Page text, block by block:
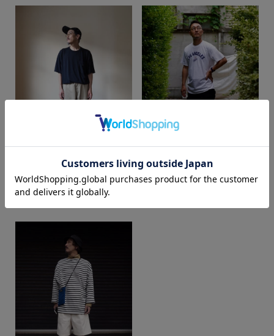
価格
商品タイプ
通常商品
セール価格
SUPER SHOP 出雲店
175cm
web store BINGOYA